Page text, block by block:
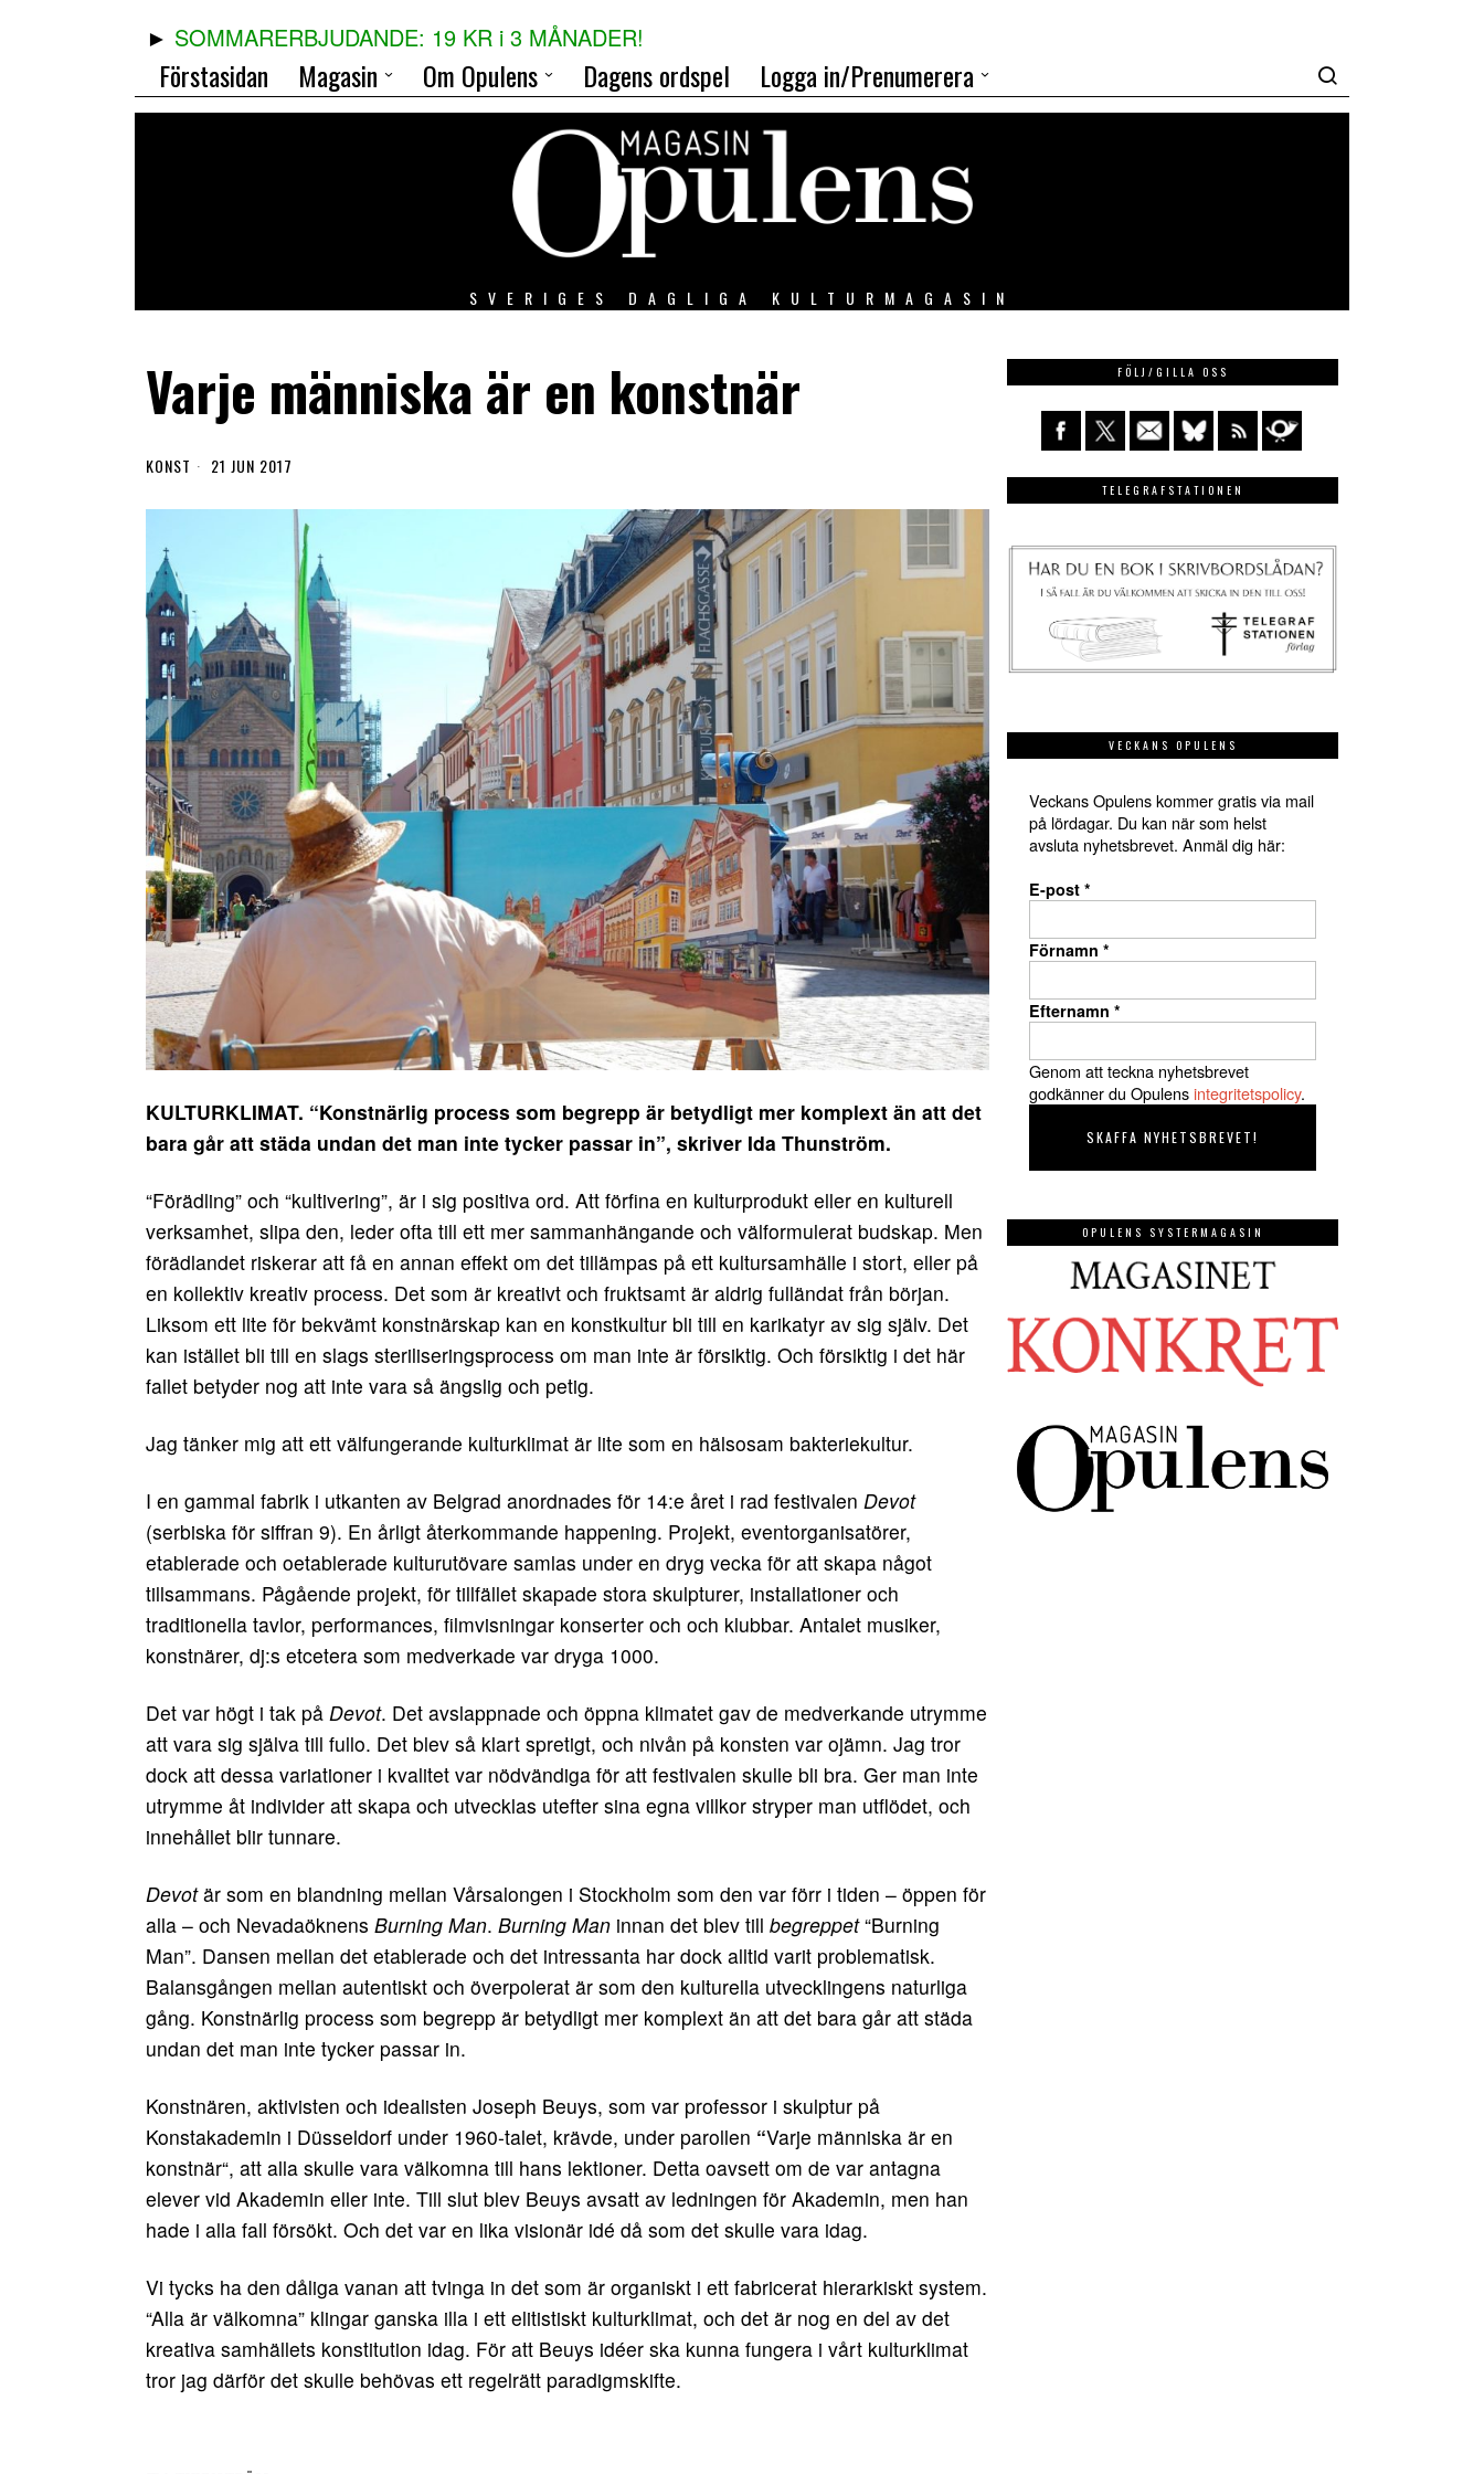
SOMMARERBJUDANDE: 19 KR i 3 MÅNADER!
Förstasidan Magasin Om Opulens Dagens ordspel Logga in/Prenumerera
SVERIGES DAGLIGA KULTURMAGASIN
Varje människa är en konstnär
KONST 21 JUN 2017
KULTURKLIMAT. “Konstnärlig process som begrepp är betydligt mer komplext än att det
bara går att städa undan det man inte tycker passar in”, skriver Ida Thunström.
“Förädling” och “kultivering”, är i sig positiva ord. Att förfina en kulturprodukt eller en kulturell
verksamhet, slipa den, leder ofta till ett mer sammanhängande och välformulerat budskap. Men
förädlandet riskerar att få en annan effekt om det tillämpas på ett kultursamhälle i stort, eller på
en kollektiv kreativ process. Det som är kreativt och fruktsamt är aldrig fulländat från början.
Liksom ett lite för bekvämt konstnärskap kan en konstkultur bli till en karikatyr av sig själv. Det
kan istället bli till en slags steriliseringsprocess om man inte är försiktig. Och försiktig i det här
fallet betyder nog att inte vara så ängslig och petig.
Jag tänker mig att ett välfungerande kulturklimat är lite som en hälsosam bakteriekultur.
I en gammal fabrik i utkanten av Belgrad anordnades för 14:e året i rad festivalen Devot
(serbiska för siffran 9). En årligt återkommande happening. Projekt, eventorganisatörer,
etablerade och oetablerade kulturutövare samlas under en dryg vecka för att skapa något
tillsammans. Pågående projekt, för tillfället skapade stora skulpturer, installationer och
traditionella tavlor, performances, filmvisningar konserter och och klubbar. Antalet musiker,
konstnärer, dj:s etcetera som medverkade var dryga 1000.
Det var högt i tak på Devot. Det avslappnade och öppna klimatet gav de medverkande utrymme
att vara sig själva till fullo. Det blev så klart spretigt, och nivån på konsten var ojämn. Jag tror
dock att dessa variationer i kvalitet var nödvändiga för att festivalen skulle bli bra. Ger man inte
utrymme åt individer att skapa och utvecklas utefter sina egna villkor stryper man utflödet, och
innehållet blir tunnare.
Devotär som en blandning mellan Vårsalongen i Stockholm som den var förr i tiden – öppen för
alla – och Nevadaöknens Burning Man. Burning Man innan det blev till begreppet“Burning
Man”. Dansen mellan det etablerade och det intressanta har dock alltid varit problematisk.
Balansgången mellan autentiskt och överpolerat är som den kulturella utvecklingens naturliga
gång. Konstnärlig process som begrepp är betydligt mer komplext än att det bara går att städa
undan det man inte tycker passar in.
Konstnären, aktivisten och idealisten Joseph Beuys, som var professor i skulptur på
Konstakademin i Düsseldorf under 1960-talet, krävde, under parollen “Varje människa är en
konstnär“, att alla skulle vara välkomna till hans lektioner. Detta oavsett om de var antagna
elever vid Akademin eller inte. Till slut blev Beuys avsatt av ledningen för Akademin, men han
hade i alla fall försökt. Och det var en lika visionär idé då som det skulle vara idag.
Vi tycks ha den dåliga vanan att tvinga in det som är organiskt i ett fabricerat hierarkiskt system.
“Alla är välkomna” klingar ganska illa i ett elitistiskt kulturklimat, och det är nog en del av det
kreativa samhällets konstitution idag. För att Beuys idéer ska kunna fungera i vårt kulturklimat
tror jag därför det skulle behövas ett regelrätt paradigmskifte.
FÖLJ/GILLA OSS
TELEGRAFSTATIONEN
VECKANS OPULENS
Veckans Opulens kommer gratis via mail
på lördagar. Du kan när som helst
avsluta nyhetsbrevet. Anmäl dig här:
E-post *
Förnamn *
Efternamn *
Genom att teckna nyhetsbrevet
godkänner du Opulensintegritetspolicy.
OPULENS SYSTERMAGASIN